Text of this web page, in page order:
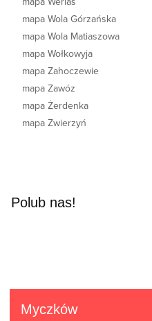
mapa Wola Górzańska
mapa Wola Matiaszowa
mapa Wołkowyja
mapa Zahoczewie
mapa Zawóz
mapa Żerdenka
mapa Zwierzyń
Polub nas!
Myczków